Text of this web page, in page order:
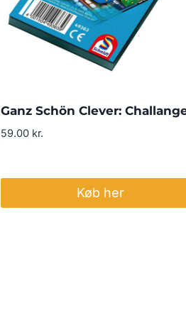
Ganz Schön Clever:
59.00 kr.
Køb her